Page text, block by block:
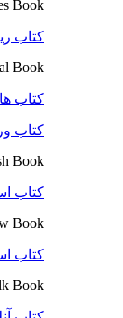
Book
کتاب
Book
کتاب
کتاب
Book
کتاب
Book
کتاب
Book